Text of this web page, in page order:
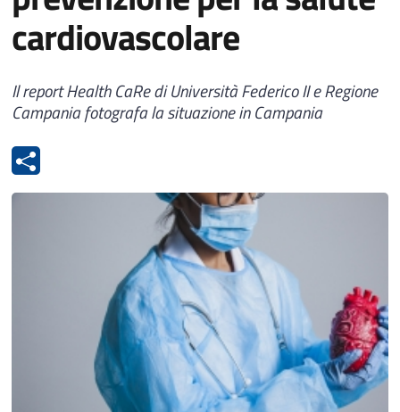
cardiovascolare
Il report Health CaRe di Università Federico II e Regione
Campania fotografa la situazione in Campania